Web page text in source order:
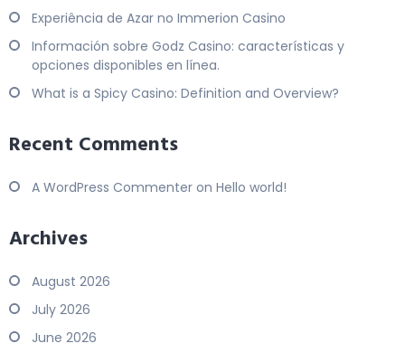
Experiência de Azar no Immerion Casino
Información sobre Godz Casino: características y
opciones disponibles en línea.
What is a Spicy Casino: Definition and Overview?
Recent Comments
A WordPress Commenter on Hello world!
Archives
August 2026
July 2026
June 2026